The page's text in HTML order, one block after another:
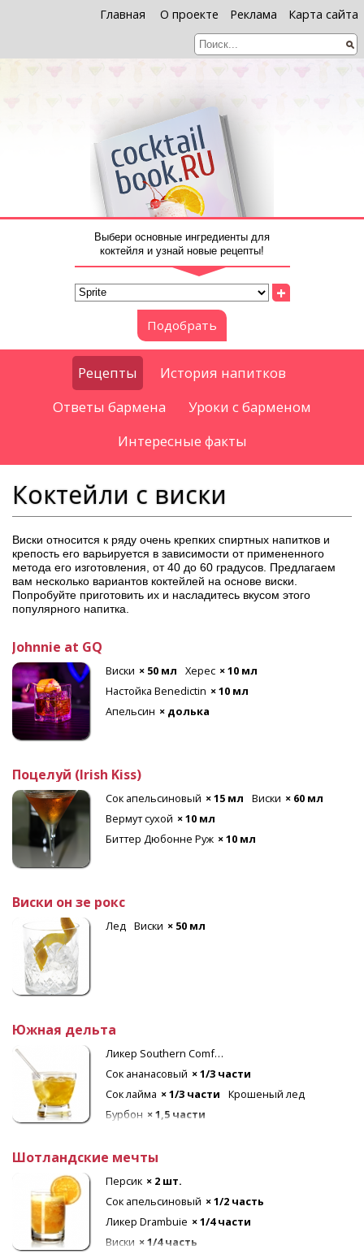
Главная О проекте Реклама Карта сайта
Выбери основные ингредиенты для
коктейля и узнай новые рецепты!
+
Подобрать
Рецепты
История напитков
Ответы бармена
Уроки с барменом
Интересные факты
Коктейли с виски
Виски относится к ряду очень крепких спиртных напитков и
крепость его варьируется в зависимости от примененного
метода его изготовления, от 40 до 60 градусов. Предлагаем
вам несколько вариантов коктейлей на основе виски.
Попробуйте приготовить их и насладитесь вкусом этого
популярного напитка.
Johnnie at GQ
Виски × 50 мл Херес × 10 мл
Настойка Benedictin × 10 мл
Апельсин × долька
Поцелуй (Irish Kiss)
Сок апельсиновый × 15 мл Виски × 60 мл
Вермут сухой × 10 мл
Биттер Дюбонне Руж × 10 мл
Виски он зе рокс
Лед Виски × 50 мл
Южная дельта
Ликер Southern Comfort
Сок ананасовый × 1/3 части
Сок лайма × 1/3 части
Крошеный лед
Бурбон × 1,5 части
Шотландские мечты
Персик × 2 шт.
Сок апельсиновый × 1/2 часть
Ликер Drambuie × 1/4 части
Виски × 1/4 часть